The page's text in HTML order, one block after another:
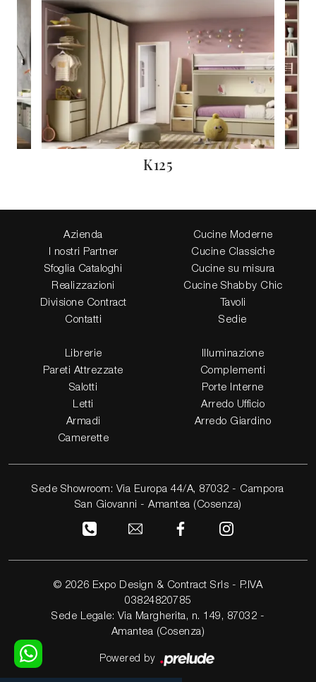
K125
Azienda
I nostri Partner
Sfoglia Cataloghi
Realizzazioni
Divisione Contract
Contatti
Cucine Moderne
Cucine Classiche
Cucine su misura
Cucine Shabby Chic
Tavoli
Sedie
Librerie
Pareti Attrezzate
Salotti
Letti
Armadi
Camerette
Illuminazione
Complementi
Porte Interne
Arredo Ufficio
Arredo Giardino
Sede Showroom: Via Europa 44/A, 87032 - Campora
San Giovanni - Amantea (Cosenza)
© 2026 Expo Design & Contract Srls - P.IVA
03824820785
Sede Legale: Via Margherita, n. 149, 87032 -
Amantea (Cosenza)
Powered by